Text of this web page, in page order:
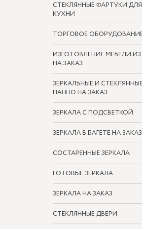
СТЕКЛЯННЫЕ ФАРТУКИ ДЛЯ
КУХНИ
ТОРГОВОЕ
ИЗГОТОВЛЕНИЕ МЕБЕЛИ
НА ЗАКАЗ
ЗЕРКАЛЬНЫЕ И СТЕКЛЯННЫЕ
ПАННО НА ЗАКАЗ
ЗЕРКАЛА С ПОДСВЕТКОЙ
ЗЕРКАЛА В БАГЕТЕ НА ЗАКАЗ
СОСТАРЕННЫЕ ЗЕРКАЛА
ГОТОВЫЕ ЗЕРКАЛА
ЗЕРКАЛА НА ЗАКАЗ
СТЕКЛЯННЫЕ ДВЕРИ